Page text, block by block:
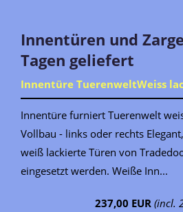
Innentüren und
Tagen geliefert
Innentüre TuerenweltWeiss
Innentüre furniert Tuerenwelt
Vollbau - links oder rechts
weiß lackierte Türen von
eingesetzt werden. Weiße Inn...
237,00 EUR (incl.